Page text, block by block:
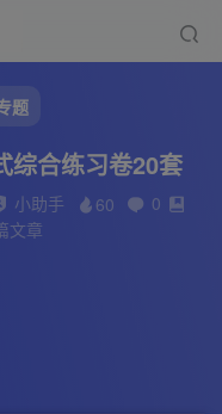
题
综合练习卷20套
小助手 60
0
文章